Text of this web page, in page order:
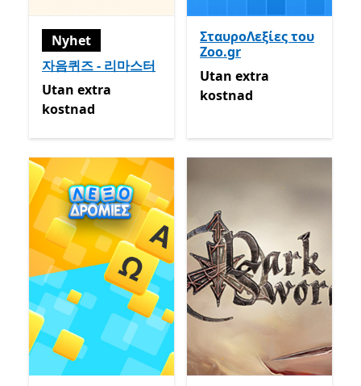
Nyhet
자음퀴즈 - 리마스터
Utan extra kostnad
Utan extra
kostnad
ΣταυροΛεξίες του
Zoo.gr
Utan extra kostnad
Utan extra
kostnad